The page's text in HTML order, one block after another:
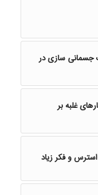
جسمانی سازی در
غلبه بر